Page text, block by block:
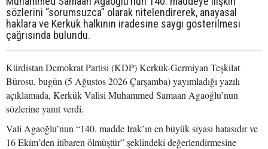
sözlerini “sorumsuzca” olarak nitelendirerek, anayasal
haklara ve Kerkük halkının iradesine saygı gösterilmesi
çağrısında bulundu.
Kürdistan Demokrat Partisi (KDP) Kerkük-Germiyan Teşkilat
Bürosu, bugün (5 Ağustos 2026 Çarşamba) yayımladığı yazılı
açıklamada, Kerkük Valisi Muhammed Samaan Agaoğlu’nun
sözlerine yanıt verdi.
Vali Agaoğlu’nun “140. madde Irak’ın en büyük siyasi hatasıdır ve
16 Ekim’den itibaren ölmüştür” şeklindeki değerlendirmesine